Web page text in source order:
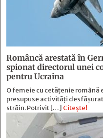
Româncă arestată în
spionat directorul unei
pentru Ucraina
O femeie cu cetățenie română
presupuse activități
străin. Potrivit […] Citește!